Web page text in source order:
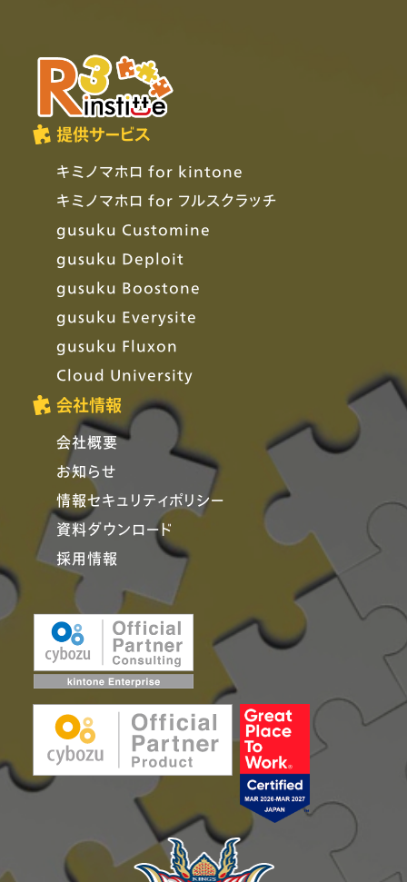
提供サービス
キミノマホロ for kintone
キミノマホロ for フルスクラッチ
gusuku Customine
gusuku Deploit
gusuku Boostone
gusuku Everysite
gusuku Fluxon
Cloud University
会社情報
会社概要
お知らせ
情報セキュリティポリシー
資料ダウンロード
採用情報